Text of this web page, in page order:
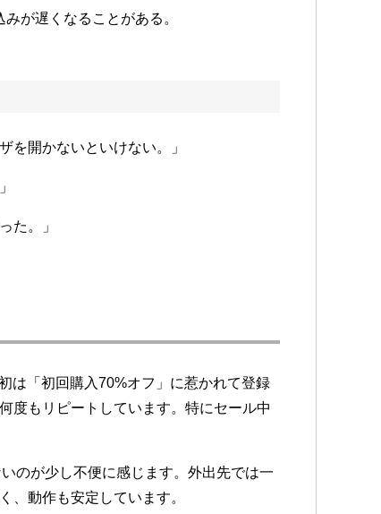
が遅くなることがある。
を開かないといけない。」
た。」
は「初回購入70%オフ」に惹かれて登録
度もリピートしています。特にセール中
のが少し不便に感じます。外出先では一
、動作も安定しています。